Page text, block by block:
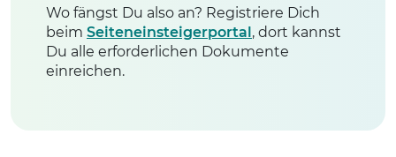
Wo fängst Du also an? Registriere Dich
beim Seiteneinsteigerportal, dort kannst
Du alle erforderlichen Dokumente
einreichen.